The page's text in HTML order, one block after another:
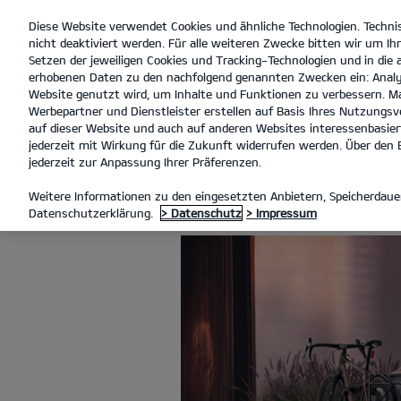
open
menu
KIA ZUBEHÖR
KIA ZUBEHÖR
Diese Website verwendet Cookies und ähnliche Technologien.
nicht deaktiviert werden. Für alle weiteren Zwecke bitten wir um
Setzen der jeweiligen Cookies und Tracking-Technologien und in
erhobenen Daten zu den nachfolgend genannten Zwecken ein:
Website genutzt wird, um Inhalte und Funktionen zu verbessern.
Werbepartner und Dienstleister erstellen auf Basis Ihres
auf dieser Website und auch auf anderen Websites
jederzeit mit Wirkung für die Zukunft widerrufen werden. Über den
jederzeit zur Anpassung Ihrer Präferenzen.
Weitere Informationen zu den eingesetzten Anbietern,
Datenschutzerklärung.
> Datenschutz > Impressum